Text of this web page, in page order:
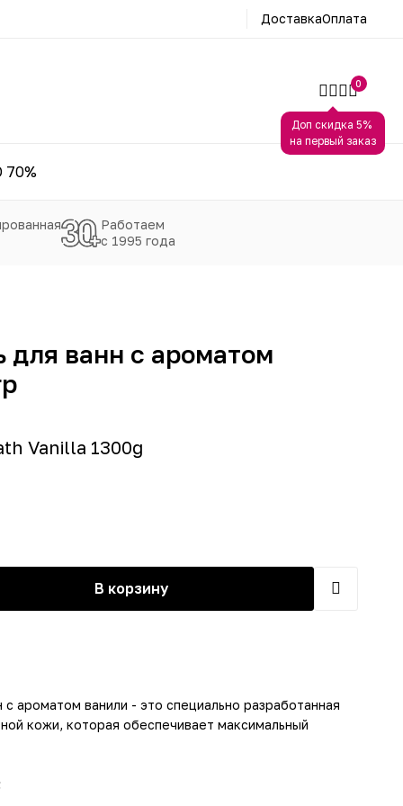
ДоставкаОплата
Доп скидка 5%
на первый заказ
0
Работаем
с 1995 года
для ванн с ароматом
Vanilla 1300g
В корзину
с ароматом ванили - это специально разработанная
кожи, которая обеспечивает максимальный